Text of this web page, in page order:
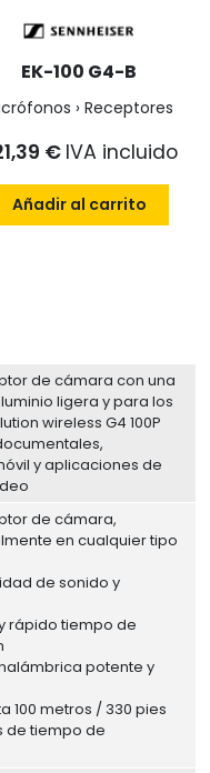
EK-100 G4-B
› Receptores
€ IVA incluido
Añadir al carrito
de cámara con una
ligera y para los
wireless G4 100P
y aplicaciones de
de cámara,
en cualquier tipo
de sonido y
rápido tiempo de
potente y
100 metros / 330 pies
de tiempo de